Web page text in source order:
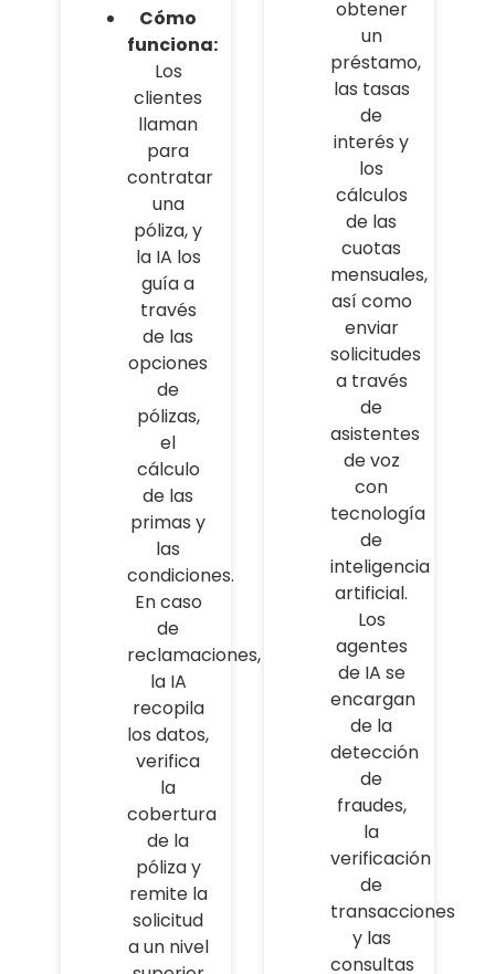
Cómo
funciona:
Los
clientes
llaman
para
contratar
una
póliza, y
la IA los
guía a
través
de las
opciones
de
pólizas,
el
cálculo
de las
primas y
las
condiciones.
En caso
de
reclamaciones,
la IA
recopila
los datos,
verifica
la
cobertura
de la
póliza y
remite la
solicitud
a un nivel
obtener
un
préstamo,
las tasas
de
interés y
los
cálculos
de las
cuotas
mensuales,
así como
enviar
solicitudes
a través
de
asistentes
de voz
con
tecnología
de
inteligencia
artificial.
Los
agentes
de IA se
encargan
de la
detección
de
fraudes,
la
verificación
de
transacciones
y las
consultas